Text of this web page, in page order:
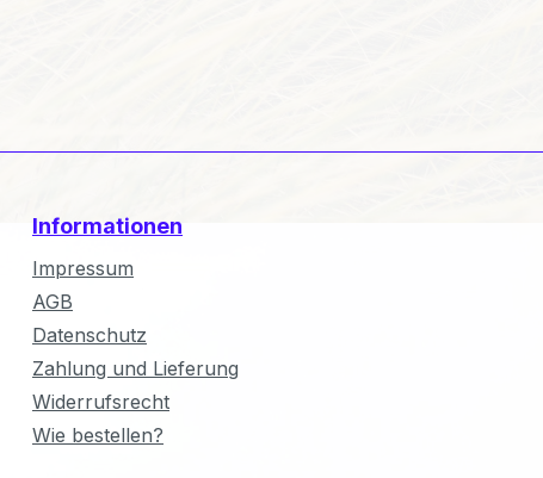
Informationen
Impressum
AGB
Datenschutz
Zahlung und Lieferung
Widerrufsrecht
Wie bestellen?